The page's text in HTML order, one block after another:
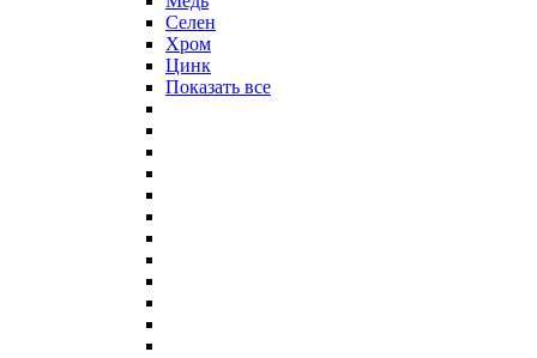
Селен
Хром
Цинк
Показать все